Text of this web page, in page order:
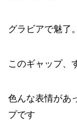
グラビアで魅了。
このギャップ、
色んな表情があ
プです